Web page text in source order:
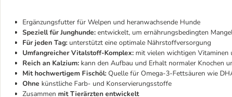
Ergänzungsfutter für Welpen und heranwachsende Hunde
Speziell für Junghunde: entwickelt, um ernährungsbedingten
Für jeden Tag: unterstützt eine optimale Nährstoffversorgung
Umfangreicher Vitalstoff-Komplex: mit vielen wichtigen
Reich an Kalzium: kann den Aufbau und Erhalt normaler Knochen
Mit hochwertigem Fischöl: Quelle für Omega-3-Fettsäuren wie
Ohne künstliche Farb- und Konservierungsstoffe
Zusammen mit Tierärzten entwickelt